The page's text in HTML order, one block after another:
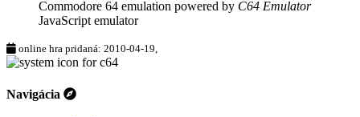
Commodore 64 emulation powered by C64 Emulator
JavaScript emulator
online hra pridaná: 2010-04-19,
Navigácia